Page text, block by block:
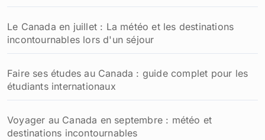
Le Canada en juillet : La météo et les destinations
incontournables lors d'un séjour
Faire ses études au Canada : guide complet pour les
étudiants internationaux
Voyager au Canada en septembre : météo et
destinations incontournables